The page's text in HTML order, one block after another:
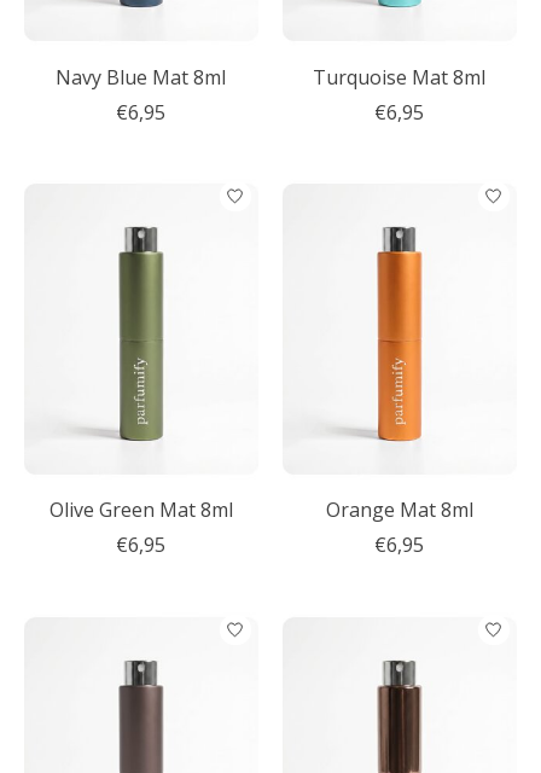
Navy Blue Mat 8ml
€6,95
Turquoise Mat 8ml
€6,95
Olive Green Mat 8ml
€6,95
Orange Mat 8ml
€6,95